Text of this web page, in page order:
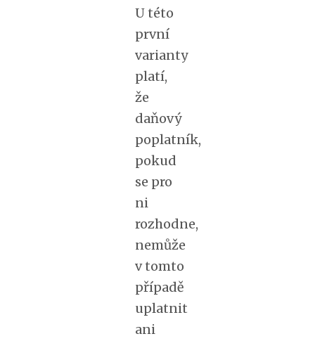
U této
první
varianty
platí,
že
daňový
poplatník,
pokud
se pro
ni
rozhodne,
nemůže
v tomto
případě
uplatnit
ani